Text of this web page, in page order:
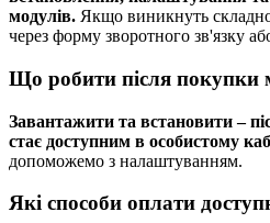
модулів. Якщо виникнуть
через форму зворотного зв'язку
Що робити після покупки
Завантажити та встановити –
стає доступним в особистому
допоможемо з налаштуванням.
Які способи оплати